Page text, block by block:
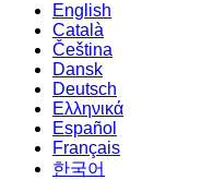
English
Català
Čeština
Dansk
Deutsch
Ελληνικά
Español
Français
한국어